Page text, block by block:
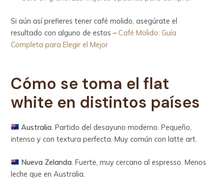
Si aún así prefieres tener café molido, asegúrate el
resultado con alguno de estos –Café Molido: Guía
Completa para Elegir el Mejor
Cómo se toma el flat
white en distintos países
Australia . Partido del desayuno moderno. Pequeño,
intenso y con textura perfecta. Muy común con latte art.
Nueva Zelanda. Fuerte, muy cercano al espresso. Menos
leche que en Australia.